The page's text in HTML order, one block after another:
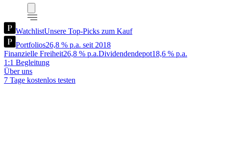
WatchlistUnsere Top-Picks zum Kauf
Portfolios26,8 % p.a. seit 2018
Finanzielle Freiheit26,8 % p.a.Dividendendepot18,6 % p.a.
1:1 Begleitung
Über uns
7 Tage kostenlos testen